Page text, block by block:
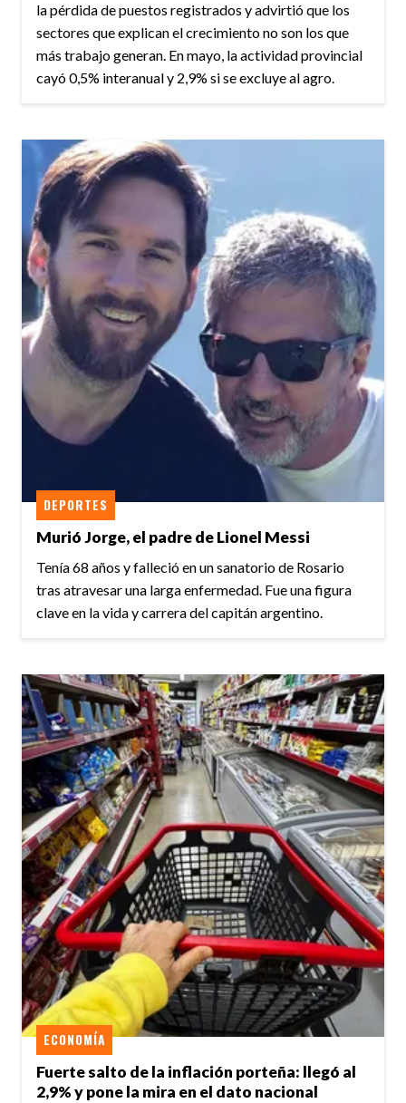
la pérdida de puestos registrados y advirtió que los
sectores que explican el crecimiento no son los que
más trabajo generan. En mayo, la actividad provincial
cayó 0,5% interanual y 2,9% si se excluye al agro.
Murió Jorge, el padre de Lionel Messi
DEPORTES
Tenía 68 años y falleció en un sanatorio de Rosario
tras atravesar una larga enfermedad. Fue una figura
clave en la vida y carrera del capitán argentino.
Fuerte salto de la inflación porteña: llegó al
2,9% y pone la mira en el dato nacional
ECONOMÍA